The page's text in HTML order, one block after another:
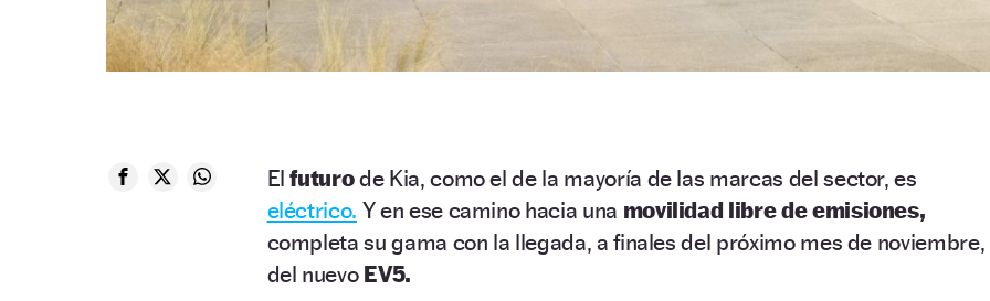
Elfuturode Kia, como el de la mayoría de las marcas del sector, es
eléctrico. Y en ese camino hacia una movilidad libre de emisiones,
completa su gama con la llegada, a finales del próximo mes de noviembre,
del nuevo EV5.